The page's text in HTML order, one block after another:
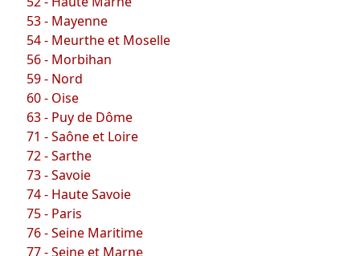
53 - Mayenne
54 - Meurthe et Moselle
56 - Morbihan
59 - Nord
60 - Oise
63 - Puy de Dôme
71 - Saône et Loire
72 - Sarthe
73 - Savoie
74 - Haute Savoie
75 - Paris
76 - Seine Maritime
77 - Seine et Marne